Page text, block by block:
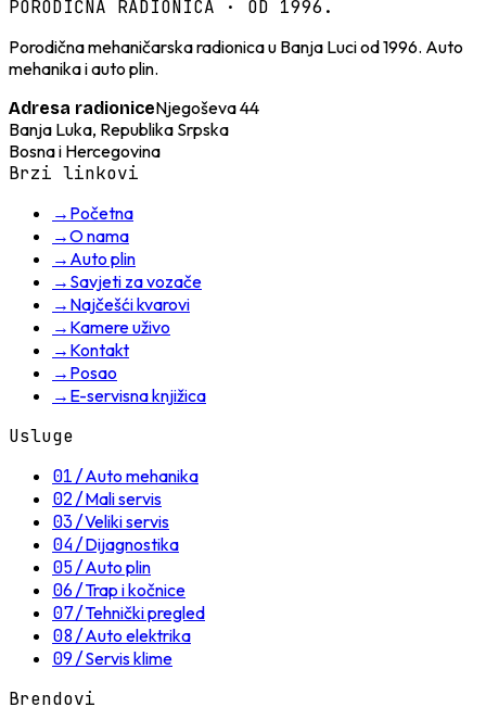
PORODIČNA RADIONICA · OD 1996.
Porodična mehaničarska radionica u Banja Luci od 1996. Auto
mehanika i auto plin.
Adresa radioniceNjegoševa 44
Banja Luka, Republika Srpska
Bosna i Hercegovina
Brzi linkovi
→ Početna
→O nama
→ Auto plin
→ Savjeti za vozače
→ Najčešći kvarovi
→ Kamere uživo
→ Kontakt
→ Posao
→ E-servisna knjižica
Usluge
01/Auto mehanika
02/Mali servis
03/Veliki servis
04/Dijagnostika
05/Auto plin
06/Trap i kočnice
07/Tehnički pregled
08/Auto elektrika
09/Servis klime
Brendovi